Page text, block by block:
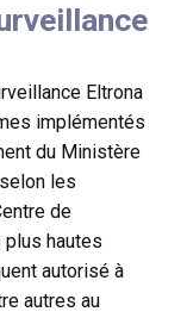
Eltrona
implémentés
du Ministère
les
de
hautes
autorisé à
autres au